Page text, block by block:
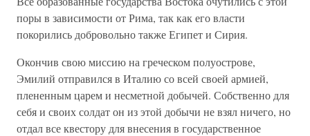
поры в зависимости от Рима, так как его власти
покорились добровольно также Египет и Сирия.
Окончив свою миссию на греческом полуострове,
Эмилий отправился в Италию со всей своей армией,
плененным царем и несметной добычей. Собственно для
себя и своих солдат он из этой добычи не взял ничего, но
отдал все квестору для внесения в государственное